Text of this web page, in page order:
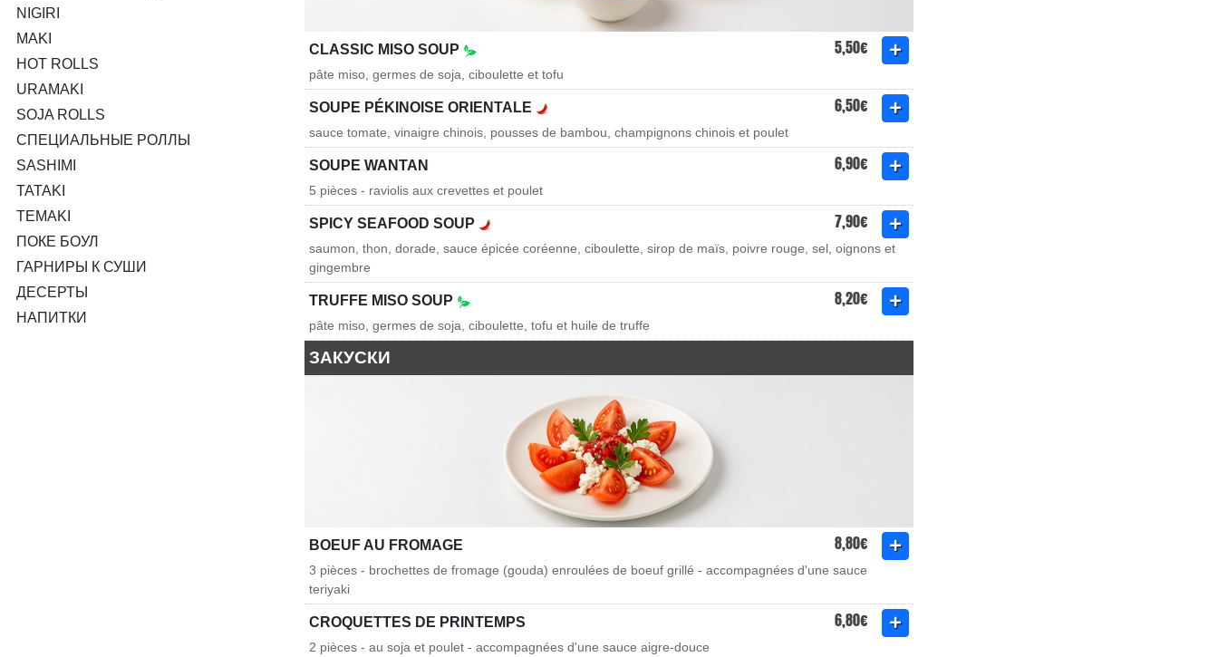
NIGIRI
MAKI
HOT ROLLS
URAMAKI
SOJA ROLLS
СПЕЦИАЛЬНЫЕ РОЛЛЫ
SASHIMI
TATAKI
TEMAKI
ПОКЕ БОУЛ
ГАРНИРЫ К СУШИ
ДЕСЕРТЫ
НАПИТКИ
CLASSIC MISO SOUP 5,50€
pâte miso, germes de soja, ciboulette et tofu
SOUPE PÉKINOISE ORIENTALE 6,50€
sauce tomate, vinaigre chinois, pousses de bambou, champignons chinois et poulet
SOUPE WANTAN 6,90€
5 pièces - raviolis aux crevettes et poulet
SPICY SEAFOOD SOUP 7,90€
saumon, thon, dorade, sauce épicée coréenne, ciboulette, sirop de maïs, poivre rouge, sel, oignons et
gingembre
TRUFFE MISO SOUP 8,20€
pâte miso, germes de soja, ciboulette, tofu et huile de truffe
ЗАКУСКИ
BOEUF AU FROMAGE 8,80€
3 pièces - brochettes de fromage (gouda) enroulées de boeuf grillé - accompagnées d'une sauce
teriyaki
CROQUETTES DE PRINTEMPS 6,80€
2 pièces - au soja et poulet - accompagnées d'une sauce aigre-douce